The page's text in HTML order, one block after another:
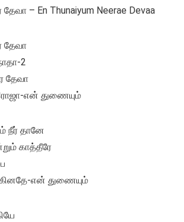
– En Thunaiyum Neerae Devaa
தேவா
2
தேவா
என் துணையும்
நீர் தானே
காத்தீரே
என் துணையும்